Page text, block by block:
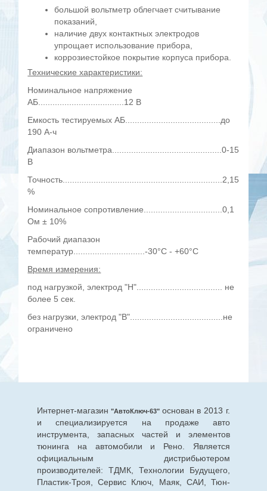
большой вольтметр облегчает считывание
показаний,
наличие двух контактных электродов
упрощает использование прибора,
коррозиестойкое покрытие корпуса прибора.
Технические характеристики:
Номинальное напряжение
АБ....................................12 В
Емкость тестируемых АБ........................................до
190 А-ч
Диапазон вольтметра..............................................0-15
В
Точность...................................................................2,15
%
Номинальное сопротивление.................................0,1
Ом ± 10%
Рабочий диапазон
температур..............................-30°С - +60°С
Время измерения:
под нагрузкой, электрод "Н".................................... не
более 5 сек.
без нагрузки, электрод "В".......................................не
ограничено
Интернет-магазин "АвтоКлюч-63" основан в 2013 г.
и специализируется на продаже авто
инструмента, запасных частей и элементов
тюнинга на автомобили и Рено. Является
официальным дистрибьютером
производителей: ТДМК, Технологии Будущего,
Пластик-Троя, Сервис Ключ, Маяк, САИ, Тюн-